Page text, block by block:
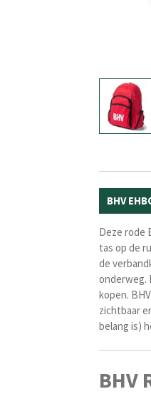
BHV
Deze rode
tas op de
de
onderweg.
kopen.
zichtbaar
belang is)
BHV